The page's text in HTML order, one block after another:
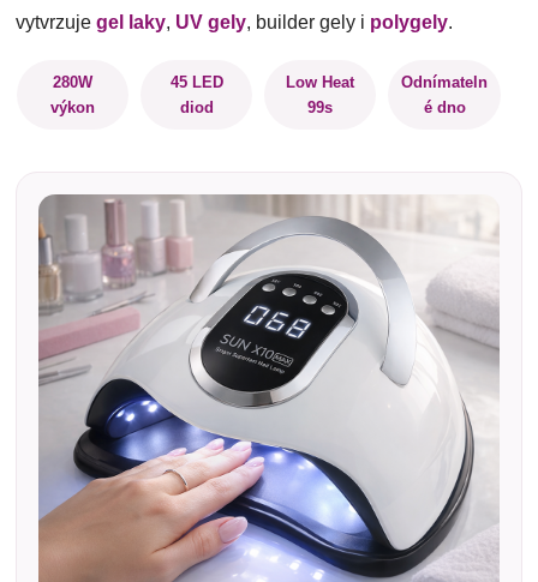
vytvrzujegel laky, UV gely, builder gely i polygely.
280W
výkon
45 LED
diod
Low Heat
99s
Odnímateln
é dno